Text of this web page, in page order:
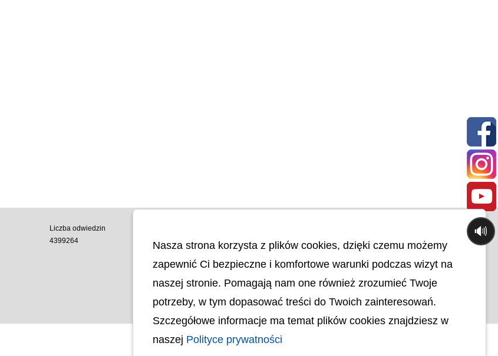
Liczba odwiedzin
4399264
Polityka prywatności
Ochrona Danych Osobowych
Deklaracja Dostępności
Dostępność Architektoniczna
Budynków
Projekt i wykonanie:
Nasza strona korzysta z plików cookies, dzięki czemu możemy
zapewnić Ci bezpieczne i komfortowe warunki podczas wizyt na
naszej stronie. Pomagają nam one również zrozumieć Twoje
potrzeby, w tym dopasować treści do Twoich zainteresowań.
Szczegółowe informacje ma temat plików cookies znajdziesz w
naszej Polityce prywatności
🔊